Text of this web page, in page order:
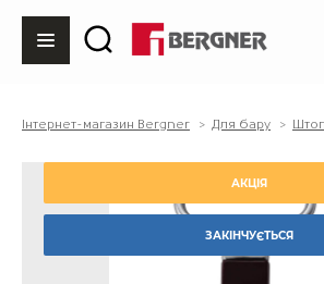
Інтернет-магазин Bergner Для бару
АКЦІЯ
ЗАКІНЧУЄТЬСЯ